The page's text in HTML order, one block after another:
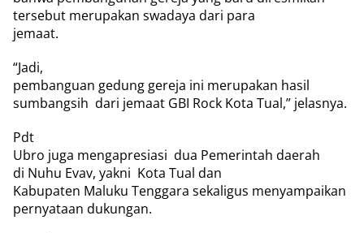
tersebut merupakan swadaya dari para
jemaat.
“Jadi,
pembanguan gedung gereja ini merupakan hasil
sumbangsih dari jemaat GBI Rock Kota Tual,” jelasnya.
Pdt
Ubro juga mengapresiasi dua Pemerintah daerah
di Nuhu Evav, yakni Kota Tual dan
Kabupaten Maluku Tenggara sekaligus menyampaikan
pernyataan dukungan.